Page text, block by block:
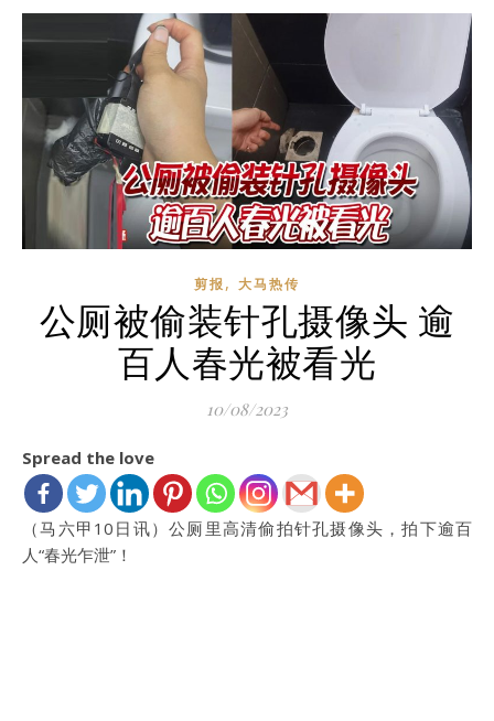
剪报, 大马热传
公厕被偷装针孔摄像头 逾
百人春光被看光
10/08/2023
Spread the love
（马六甲10日讯）公厕里高清偷拍针孔摄像头，拍下逾百
人“春光乍泄”！